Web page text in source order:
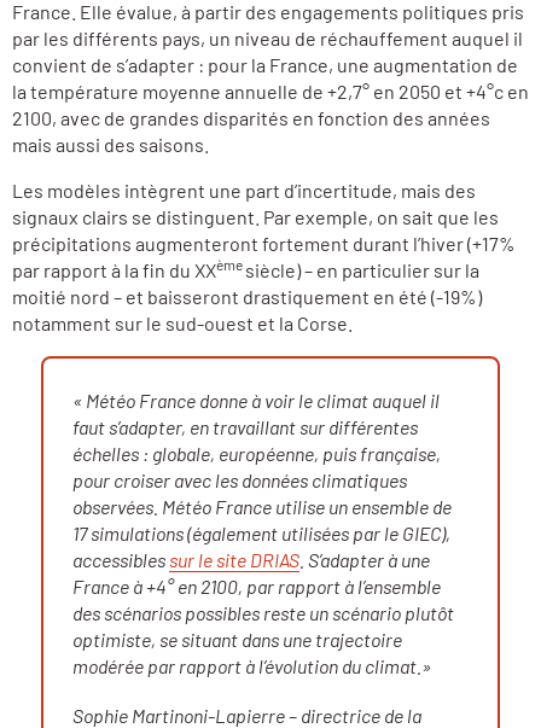
France. Elle évalue, à partir des engagements politiques pris
par les différents pays, un niveau de réchauffement auquel il
convient de s’adapter : pour la France, une augmentation de
la température moyenne annuelle de +2,7° en 2050 et +4°c en
2100, avec de grandes disparités en fonction des années
mais aussi des saisons.
Les modèles intègrent une part d’incertitude, mais des
signaux clairs se distinguent. Par exemple, on sait que les
précipitations augmenteront fortement durant l’hiver (+17%
par rapport à la fin du XXème siècle) – en particulier sur la
moitié nord – et baisseront drastiquement en été (-19%)
notamment sur le sud-ouest et la Corse.
« Météo France donne à voir le climat auquel il
faut s’adapter, en travaillant sur différentes
échelles : globale, européenne, puis française,
pour croiser avec les données climatiques
observées. Météo France utilise un ensemble de
17 simulations (également utilisées par le GIEC),
accessibles sur le site DRIAS S’adapter à une
France à +4° en 2100, par rapport à l’ensemble
des scénarios possibles reste un scénario plutôt
optimiste, se situant dans une trajectoire
modérée par rapport à l’évolution du climat.»
Sophie Martinoni-Lapierre – directrice de la